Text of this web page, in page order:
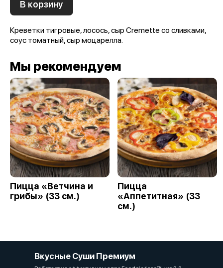
В корзину
Креветки тигровые, лосось, сыр Cremette со сливками,
соус томатный, сыр моцарелла.
Мы рекомендуем
Пицца «Ветчина и
грибы» (33 см.)
Пицца
«Аппетитная» (33
см.)
Вкусные Суши Премиум